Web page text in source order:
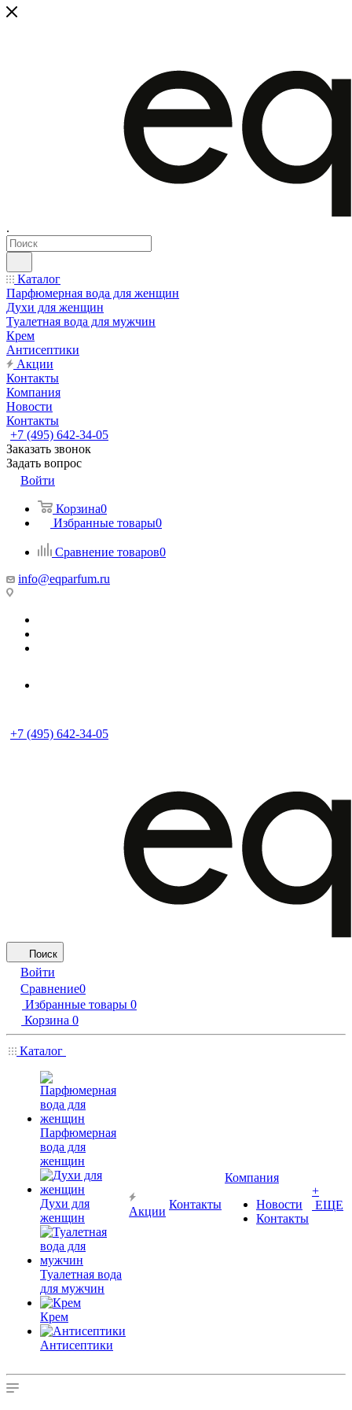
.
Каталог
Парфюмерная вода для женщин
Духи для женщин
Туалетная вода для мужчин
Крем
Антисептики
Акции
Контакты
Компания
Новости
Контакты
+7 (495) 642-34-05
Заказать звонок
Задать вопрос
Войти
Корзина0
Избранные товары0
Сравнение товаров0
info@eqparfum.ru
+7 (495) 642-34-05
Поиск
Войти
Сравнение0
Избранные товары 0
Корзина 0
Каталог
Парфюмерная
вода для
женщин
Духи для
женщин
Туалетная вода
для мужчин
Крем
Антисептики
Акции
Контакты
Компания
Новости
Контакты
+
ЕЩЕ